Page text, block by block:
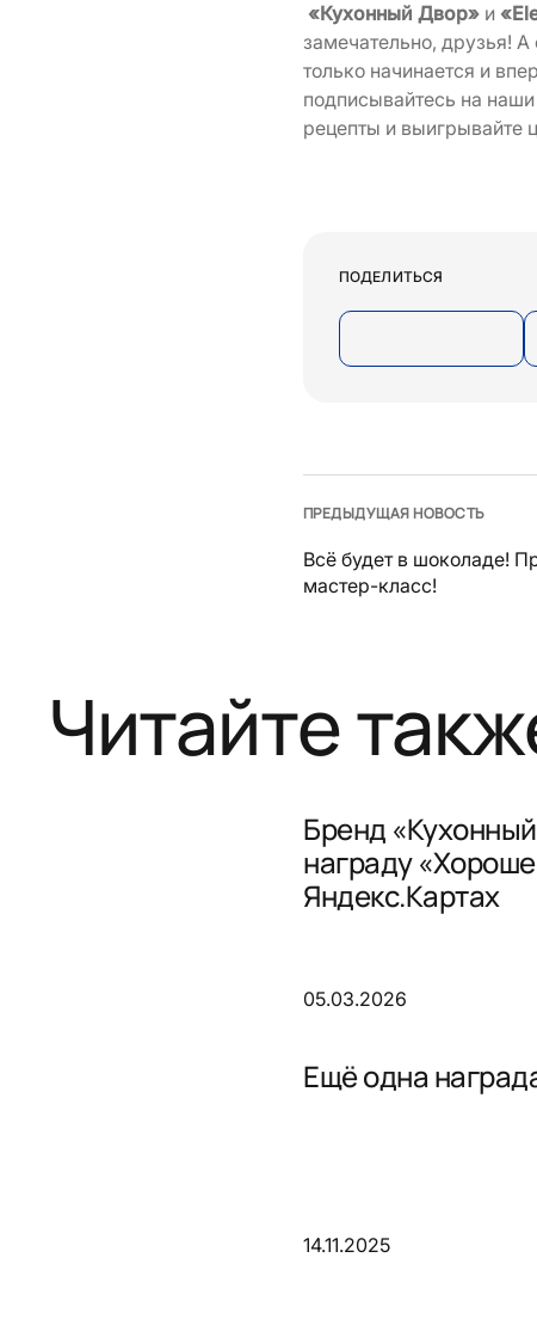
«Кухонный Двор» и
замечательно, друзья! А
только начинается и
подписывайтесь на
рецепты и выигрывайте
ПОДЕЛИТЬСЯ
ПРЕДЫДУЩАЯ НОВОСТЬ
Всё будет в шоколаде!
мастер-класс!
Читайте
Бренд
награду
Яндекс.Картах
05.03.2026
Ещё одна
14.11.2025